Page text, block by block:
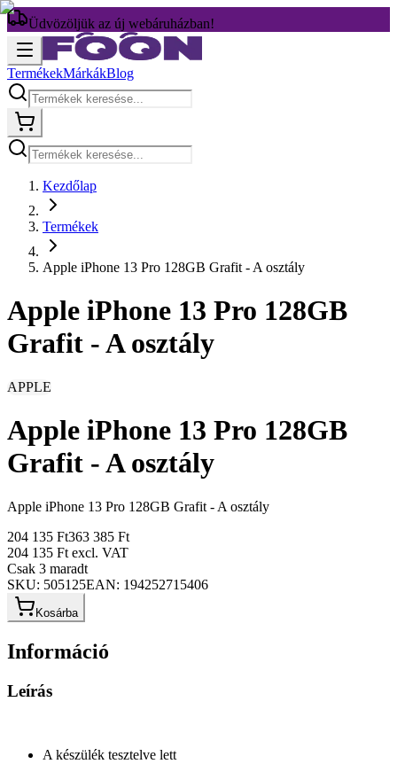
Üdvözöljük az új webáruházban!
TermékekMárkákBlog
Kezdőlap
Termékek
Apple iPhone 13 Pro 128GB Grafit - A osztály
Apple iPhone 13 Pro 128GB
Grafit - A osztály
APPLE
Apple iPhone 13 Pro 128GB
Grafit - A osztály
Apple iPhone 13 Pro 128GB Grafit - A osztály
204 135 Ft363 385 Ft
204 135 Ft excl. VAT
Csak 3 maradt
SKU: 505125EAN: 194252715406
Kosárba
Információ
Leírás
A készülék tesztelve lett